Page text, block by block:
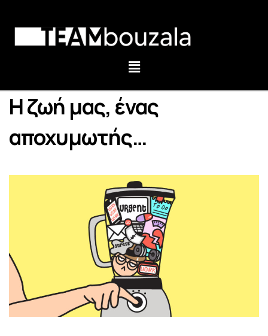
Η ζωή μας, ένας
αποχυμωτής…